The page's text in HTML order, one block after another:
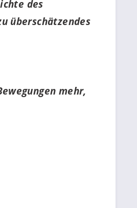
des
überschätzendes
mehr,